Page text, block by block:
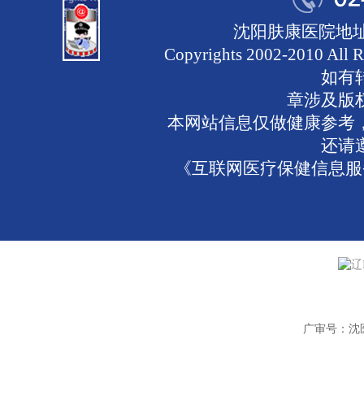
沈阳肤康医院地
Copyrights 2002-2010 All
如有
章涉及版
本网站信息仅做健康参考
还请
《互联网医疗保健信息
辽
广审号：沈